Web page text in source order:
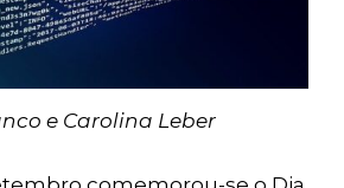
e Carolina Leber